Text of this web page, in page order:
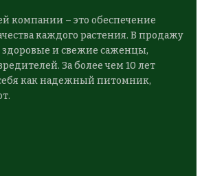
компании – это обеспечение
каждого растения. В продажу
здоровые и свежие саженцы,
За более чем 10 лет
как надежный питомник,